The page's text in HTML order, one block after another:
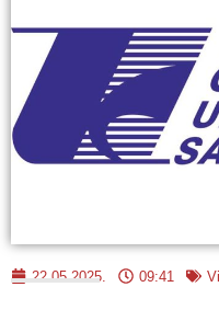
22.05.2025. 09:41